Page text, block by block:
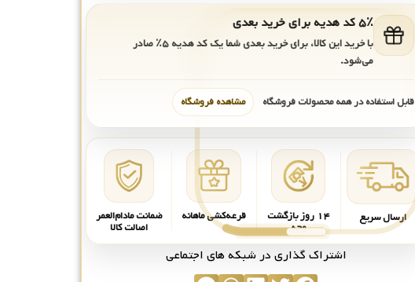
۵٪ کد هدیه برای خرید بعدی
با خرید این کالا، برای خرید بعدی شما یک کد هدیه۵٪ صادر
می‌شود.
قابل استفاده در همه محصولات فروشگاه مشاهده فروشگاه
ارسال سریع ۱۴ روز بازگشت
وجه
قرعه‌کشی ماهانه ضمانت مادام‌العمر
اصالت کالا
اشتراک گذاری در شبکه های اجتماعی